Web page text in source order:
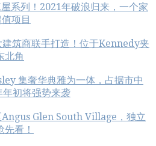
系列！2021年破浪归来，一个家
项目
建筑商联手打造！位于Kennedy夹
北角
集奢华典雅为一体，占据市中
年初将强势来袭
Glen South Village，独立
看！